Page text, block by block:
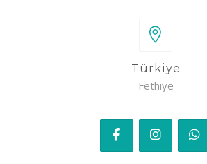
Türkiye
Fethiye